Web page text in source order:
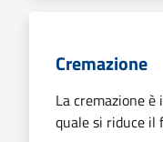
Cremazione
La cremazione
quale si riduce il